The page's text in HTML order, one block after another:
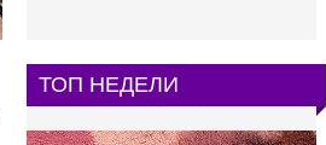
ТОП НЕДЕЛИ